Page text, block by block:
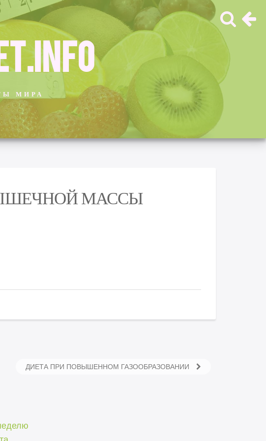
МИРА
МАССЫ
ДИЕТА ПРИ ПОВЫШЕННОМ ГАЗООБРАЗОВАНИИ